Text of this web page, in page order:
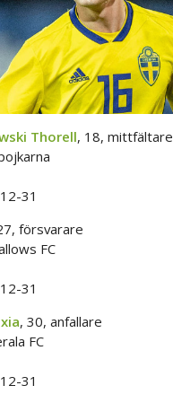
Thorell, 18, mittfältare
31
försvarare
FC
31
, 30, anfallare
FC
31